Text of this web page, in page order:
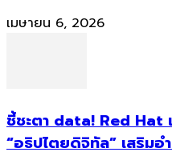
เมษายน 6, 2026
ชี้ชะตา data! Red Hat
“อธิปไตยดิจิทัล” เสริมอ